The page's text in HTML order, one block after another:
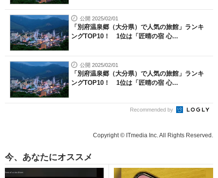
公開 2025/02/01
「別府温泉郷（大分県）で人気の旅館」ランキ
ングTOP10！ 1位は「匠晴の宿 心...
公開 2025/02/01
「別府温泉郷（大分県）で人気の旅館」ランキ
ングTOP10！ 1位は「匠晴の宿 心...
Recommended by
Copyright © ITmedia Inc. All Rights Reserved.
今、あなたにオススメ